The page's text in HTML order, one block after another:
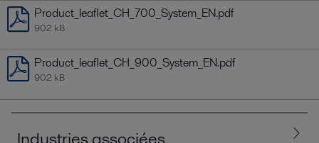
Product_leaflet_CH_700_System_EN.pdf
902 kB
Product_leaflet_CH_900_System_EN.pdf
902 kB
Industries associées